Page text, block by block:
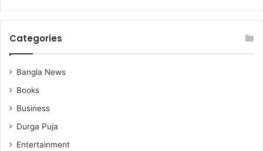
Categories
Bangla News
Books
Business
Durga Puja
Entertainment